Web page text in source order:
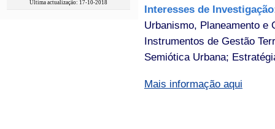
Interesses de
Urbanismo, Planeamento e
Instrumentos de Gestão
Semiótica Urbana;
Mais informação aqui
Última actualização: 17-10-2018